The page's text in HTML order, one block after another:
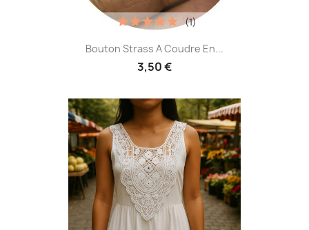
Bouton Strass A Coudre En...
3,50 €
(1)